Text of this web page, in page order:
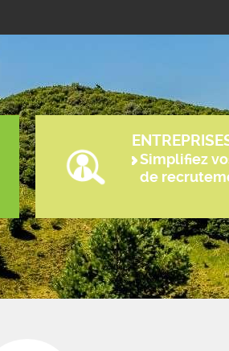
Simplifiez
de